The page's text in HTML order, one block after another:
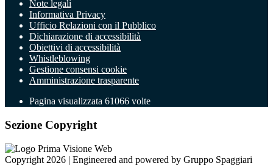
Note legali
Informativa Privacy
Ufficio Relazioni con il Pubblico
Dichiarazione di accessibilità
Obiettivi di accessibilità
Whistleblowing
Gestione consensi cookie
Amministrazione trasparente
Pagina visualizzata 61066 volte
Sezione Copyright
Copyright 2026 | Engineered and powered by Gruppo Spaggiari